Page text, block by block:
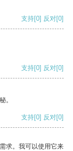
支持[0] 反对[0]
支持[0] 反对[0]
。
支持[0] 反对[0]
求。我可以使用它来